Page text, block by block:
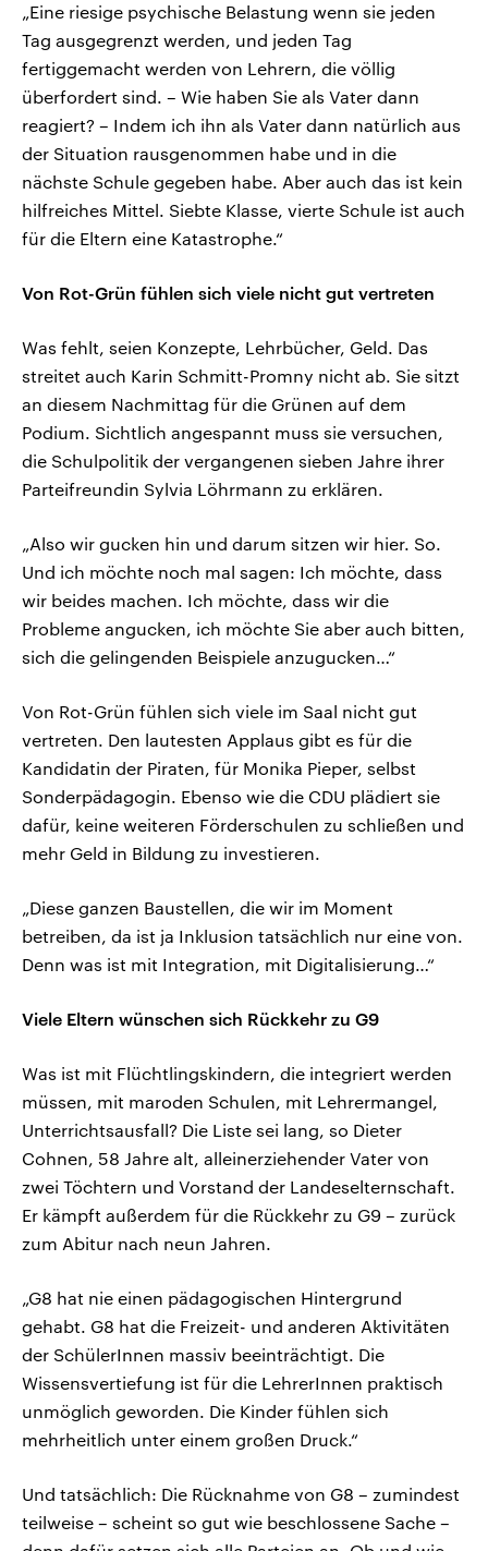
„Eine riesige psychische Belastung wenn sie jeden
Tag ausgegrenzt werden, und jeden Tag
fertiggemacht werden von Lehrern, die völlig
überfordert sind. – Wie haben Sie als Vater dann
reagiert? – Indem ich ihn als Vater dann natürlich aus
der Situation rausgenommen habe und in die
nächste Schule gegeben habe. Aber auch das ist kein
hilfreiches Mittel. Siebte Klasse, vierte Schule ist auch
für die Eltern eine Katastrophe.“
Von Rot-Grün fühlen sich viele nicht gut vertreten
Was fehlt, seien Konzepte, Lehrbücher, Geld. Das
streitet auch Karin Schmitt-Promny nicht ab. Sie sitzt
an diesem Nachmittag für die Grünen auf dem
Podium. Sichtlich angespannt muss sie versuchen,
die Schulpolitik der vergangenen sieben Jahre ihrer
Parteifreundin Sylvia Löhrmann zu erklären.
„Also wir gucken hin und darum sitzen wir hier. So.
Und ich möchte noch mal sagen: Ich möchte, dass
wir beides machen. Ich möchte, dass wir die
Probleme angucken, ich möchte Sie aber auch bitten,
sich die gelingenden Beispiele anzugucken…“
Von Rot-Grün fühlen sich viele im Saal nicht gut
vertreten. Den lautesten Applaus gibt es für die
Kandidatin der Piraten, für Monika Pieper, selbst
Sonderpädagogin. Ebenso wie die CDU plädiert sie
dafür, keine weiteren Förderschulen zu schließen und
mehr Geld in Bildung zu investieren.
„Diese ganzen Baustellen, die wir im Moment
betreiben, da ist ja Inklusion tatsächlich nur eine von.
Denn was ist mit Integration, mit Digitalisierung…“
Viele Eltern wünschen sich Rückkehr zu G9
Was ist mit Flüchtlingskindern, die integriert werden
müssen, mit maroden Schulen, mit Lehrermangel,
Unterrichtsausfall? Die Liste sei lang, so Dieter
Cohnen, 58 Jahre alt, alleinerziehender Vater von
zwei Töchtern und Vorstand der Landeselternschaft.
Er kämpft außerdem für die Rückkehr zu G9 – zurück
zum Abitur nach neun Jahren.
„G8 hat nie einen pädagogischen Hintergrund
gehabt. G8 hat die Freizeit- und anderen Aktivitäten
der SchülerInnen massiv beeinträchtigt. Die
Wissensvertiefung ist für die LehrerInnen praktisch
unmöglich geworden. Die Kinder fühlen sich
mehrheitlich unter einem großen Druck.“
Und tatsächlich: Die Rücknahme von G8 – zumindest
teilweise – scheint so gut wie beschlossene Sache –